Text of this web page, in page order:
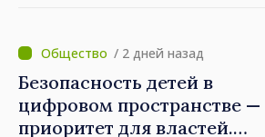
выполнены в
приоритетном режиме
/ 2 дней назад
Безопасность детей в
цифровом пространстве —
приоритет для властей.